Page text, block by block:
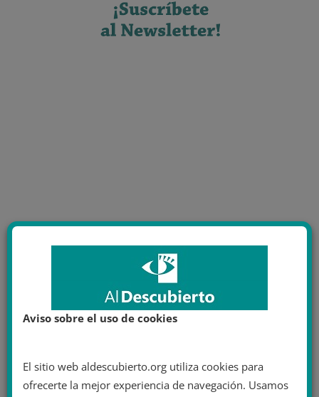
Aviso sobre el uso de cookies
El sitio web aldescubierto.org utiliza cookies para
ofrecerte la mejor experiencia de navegación. Usamos